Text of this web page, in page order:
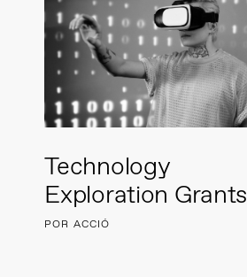
Technology
Exploration Grants
POR ACCIÓ